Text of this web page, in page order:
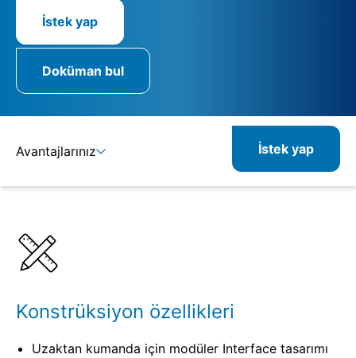
İstek yap
Doküman bul
Avantajlarınız
Kombine edilebilir ürünler
İstek yap
Konstrüksiyon özellikleri
Uzaktan kumanda için modüler Interface tasarımı